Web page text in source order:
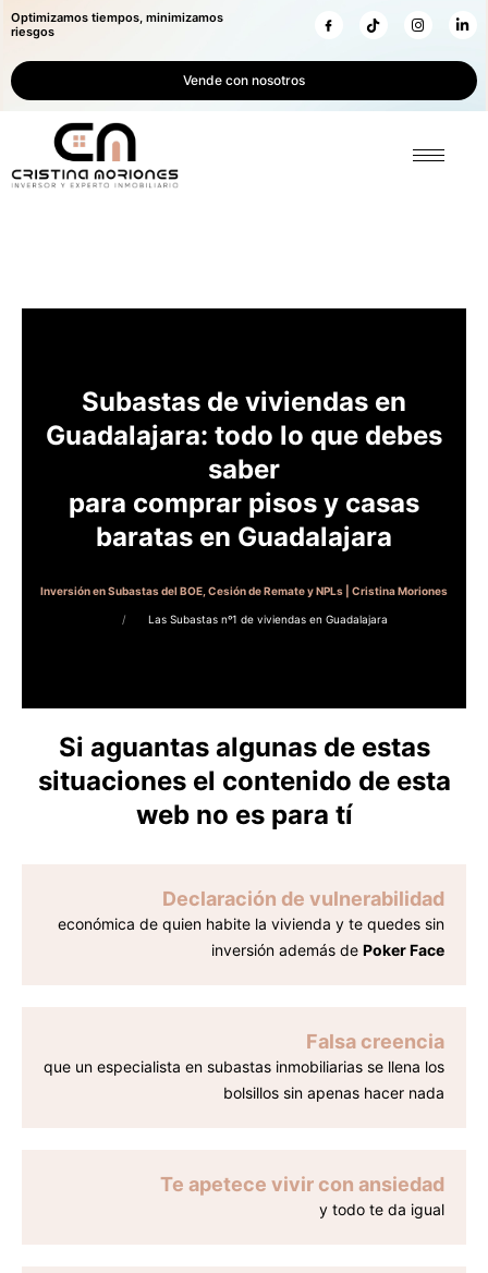
Optimizamos tiempos, minimizamos
riesgos
Vende con nosotros
Subastas de viviendas en
Guadalajara: todo lo que debes
saber
para comprar pisos y casas
baratas en Guadalajara
Inversión en Subastas del BOE, Cesión de Remate y NPLs | Cristina Moriones
Las Subastas nº1 de viviendas en Guadalajara
Si aguantas algunas de estas
situaciones el contenido de esta
web no es para tí
Declaración de vulnerabilidad
económica de quien habite la vivienda y te quedes sin
inversión además de Poker Face
Falsa creencia
que un especialista en subastas inmobiliarias se llena los
bolsillos sin apenas hacer nada
Te apetece vivir con ansiedad
y todo te da igual